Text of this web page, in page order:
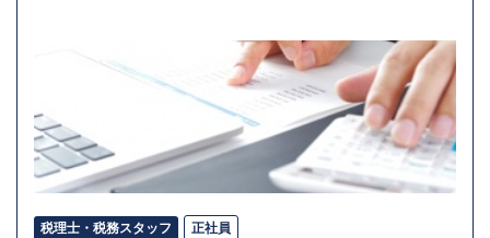
税理士・税務スタッフ 正社員